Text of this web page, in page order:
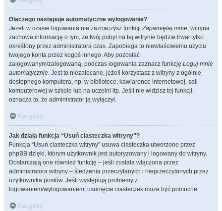
Dlaczego następuje automatyczne wylogowanie?
Jeżeli w czasie logowania nie zaznaczysz funkcjiZapamiętaj mnie, witryna
zachowa informację o tym, że twój pobyt na tej witrynie będzie trwał tylko
określony przez administratora czas. Zapobiega to niewłaściwemu użyciu
twojego konta przez kogoś innego. Aby pozostać
zalogowanym/zalogowaną, podczas logowania zaznacz funkcję Loguj mnie
automatycznie. Jest to niezalecane, jeżeli korzystasz z witryny z ogólnie
dostępnego komputera, np. w bibliotece, kawiarence internetowej, sali
komputerowej w szkole lub na uczelni itp. Jeśli nie widzisz tej funkcji,
oznacza to, że administrator ją wyłączył.
Na górę
Jak działa funkcja “Usuń ciasteczka witryny”?
Funkcja “Usuń ciasteczka witryny” usuwa ciasteczka utworzone przez
phpBB dzięki, którym użytkownik jest autoryzowany i logowany do witryny.
Dostarczają one również funkcję – jeśli została włączona przez
administratora witryny – śledzenia przeczytanych i nieprzeczytanych przez
użytkownika postów. Jeśli występują problemy z
logowaniem/wylogowaniem, usunięcie ciasteczek może być pomocne.
Na górę